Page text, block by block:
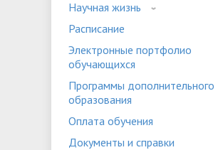
Устав
Банковские реквизиты
Программы дополнительного
образования
Мероприятия
Научная жизнь
Расписание
Электронные портфолио
обучающихся
Программы дополнительного
образования
Оплата обучения
Документы и справки